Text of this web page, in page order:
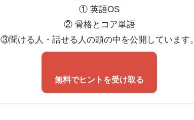
① 英語OS
② 骨格とコア単語
③聞ける人・話せる人の頭の中を公開しています。
無料でヒントを受け取る